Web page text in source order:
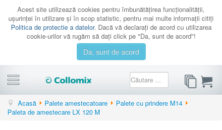
Acest site utilizează cookies pentru îmbunătăţirea funcţionalităţii,
uşurinţei în utilizare şi în scop statistic, pentru mai multe informaţii citiţi
Politica de protectie a datelor. Dacă vă declaraţi de acord cu utilizarea
cookie-urilor vă rugăm să daţi click pe "Da, sunt de acord"!
Da, sunt de acord
CATEGORII
PROMOTII
Acasă Palete amestecatoare
Palete cu prindere M14
Paleta de amestecare LX 120 M